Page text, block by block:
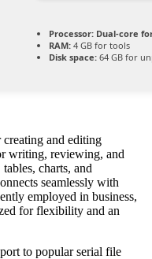
Processor: Dual-core
RAM: 4 GB for tools
Disk space: 64 GB for
and editing
writing, reviewing, and
charts, and
seamlessly with
employed in business,
for flexibility and an
to popular serial file